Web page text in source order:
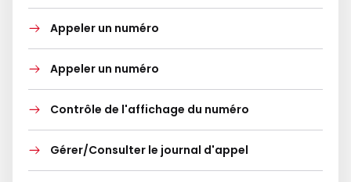
Appeler un numéro
Appeler un numéro
Contrôle de l'affichage du numéro
Gérer/Consulter le journal d'appel